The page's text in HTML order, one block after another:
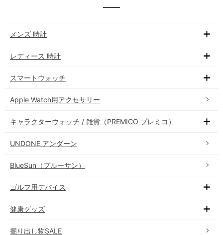
メンズ 時計
レディース 時計
スマートウォッチ
Apple Watch用アクセサリー
キャラクターウォッチ / 雑貨（PREMICO プレミコ）
UNDONE アンダーン
BlueSun（ブルーサン）
ゴルフ用デバイス
健康グッズ
掘り出し物SALE